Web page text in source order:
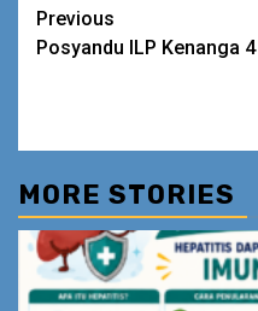
Continue
Reading
Previous
Posyandu ILP Kenanga 4
MORE STORIES